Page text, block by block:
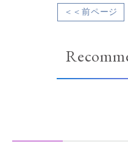
＜＜前ページ